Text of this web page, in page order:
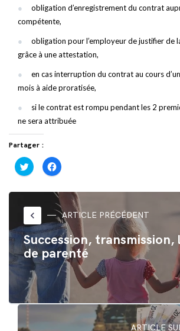
obligation d’enregistrement du contrat
compétente,
obligation pour l’employeur de justifier de
grâce à une attestation,
en cas interruption du contrat au cours
mois à aide proratisée,
si le contrat est rompu pendant les 2
ne sera attribuée
Partager :
Cliquez
pour
partager
Twitter(ouvre
une
nouvelle
fenêtre)
Cliquez
pour
partager
Facebook(ouvre
dans
une
nouvelle
fenêtre)
keyboard_arrow_left ARTICLE PRÉCÉDENT
Succession, transmission,
de parenté
ARTICLE